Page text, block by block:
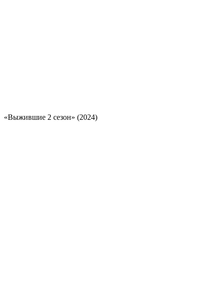
«Выжившие 2 сезон» (2024)